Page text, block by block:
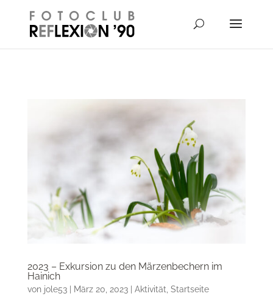
// Disable right-click from images
2023 – Exkursion zu den Märzenbechern im
Hainich
von jole53| März 20, 2023| Aktivität Startseite